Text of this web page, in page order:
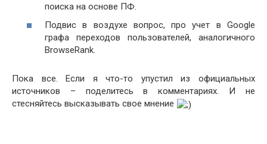
поиска на основе ПФ.
Подвис в воздухе вопрос, про учет в Google
графа переходов пользователей, аналогичного
BrowseRank.
Пока все. Если я что-то упустил из официальных
источников – поделитесь в комментариях. И не
стесняйтесь высказывать свое мнение